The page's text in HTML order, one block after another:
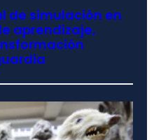
de simulación en
aprendizaje,